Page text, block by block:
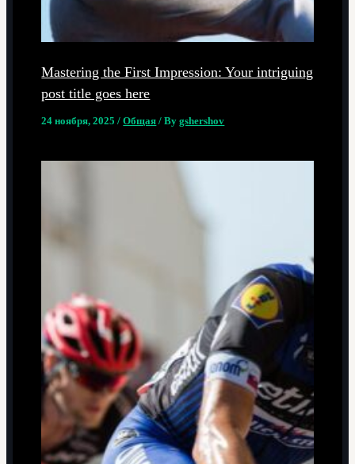
Mastering the First Impression: Your intriguing
post title goes here
24 ноября, 2025/Общая / Bygshershov